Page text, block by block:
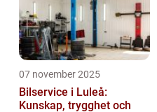
07 november 2025
Bilservice i Luleå:
Kunskap, trygghet och